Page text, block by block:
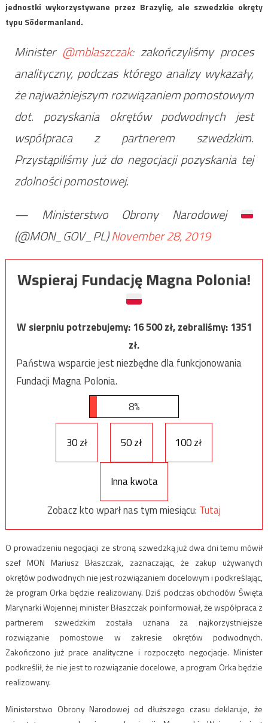
jednostki wykorzystywane przez Brazylię, ale szwedzkie okręty
typu Södermanland.
Minister @mblaszczak: zakończyliśmy proces
analityczny, podczas którego analizy wykazały,
że najważniejszym rozwiązaniem pomostowym
dot. pozyskania okrętów podwodnych jest
współpraca z partnerem szwedzkim.
Przystąpiliśmy już do negocjacji pozyskania tej
zdolności pomostowej.
— Ministerstwo Obrony Narodowej
(@MON_GOV_PL)November 28, 2019
Wspieraj Fundację Magna Polonia!
W sierpniu potrzebujemy:16 500zł, zebraliśmy:1351
zł.
Państwa wsparcie jest niezbędne dla funkcjonowania
Fundacji Magna Polonia.
8%
30 zł 50 zł 100 zł
Inna kwota
Zobacz kto wparł nas tym miesiącu: Tutaj
O prowadzeniu negocjacji ze stroną szwedzką już dwa dni temu mówił
szef MON Mariusz Błaszczak, zaznaczając, że zakup używanych
okrętów podwodnych nie jest rozwiązaniem docelowym i podkreślając,
że program Orka będzie realizowany. Dziś podczas obchodów Święta
Marynarki Wojennej minister Błaszczak poinformował, że współpraca z
partnerem szwedzkim została uznana za najkorzystniejsze
rozwiązanie pomostowe w zakresie okrętów podwodnych.
Zakończono już prace analityczne i rozpoczęto negocjacje. Minister
podkreślił, że nie jest to rozwiązanie docelowe, a program Orka będzie
realizowany.
Ministerstwo Obrony Narodowej od dłuższego czasu deklaruje, że